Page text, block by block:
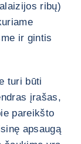
ribų)
ir gintis
turi būti
įrašas,
pareikšto
apsaugą